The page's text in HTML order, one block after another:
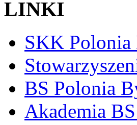
LINKI
SKK Polonia
BS Polonia
Akademia